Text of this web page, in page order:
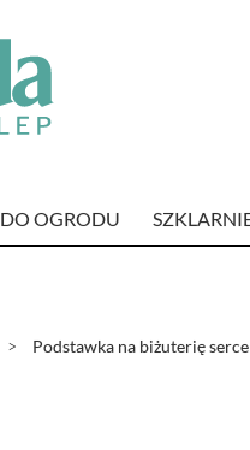
DO OGRODU
Podstawka na biżuterię